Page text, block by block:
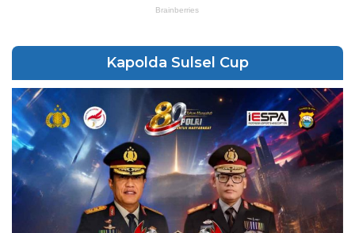
Kapolda Sulsel Cup